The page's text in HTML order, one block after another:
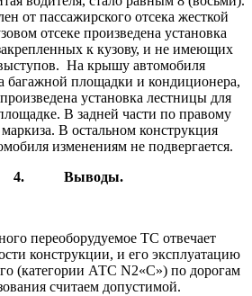
от пассажирского отсека жесткой
отсеке произведена установка
к кузову, и не имеющих
На крышу автомобиля
багажной площадки и кондиционера,
установка лестницы для
В задней части по правому
В остальном конструкция
изменениям не подвергается.
4. Выводы.
переоборудуемое ТС отвечает
конструкции, и его эксплуатацию
(категории АТС N2«С») по дорогам
считаем допустимой.